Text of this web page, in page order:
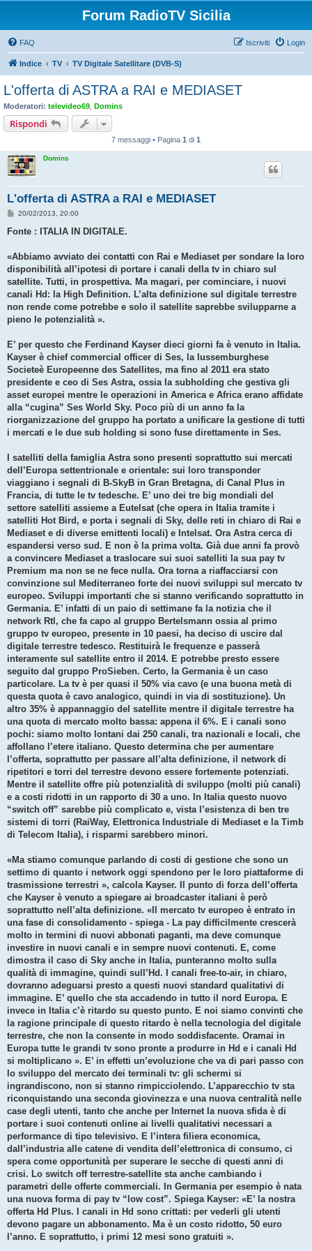
Forum RadioTV Sicilia
FAQ Login
Iscriviti
Indice TV TV Digitale Satellitare (DVB-S)
L'offerta di ASTRA a RAI e MEDIASET
Moderatori: televideo69 Domins
Rispondi
7 messaggi • Pagina 1 di 1
Domins
L'offerta di ASTRA a RAI e MEDIASET
M
s
g
i
o
20/02/2013, 20:00
Fonte : ITALIA IN DIGITALE.
«Abbiamo avviato dei contatti con Rai e Mediaset per sondare la loro
disponibilità all’ipotesi di portare i canali della tv in chiaro sul
satellite. Tutti, in prospettiva. Ma magari, per cominciare, i nuovi
canali Hd: la High Definition. L’alta definizione sul digitale terrestre
non rende come potrebbe e solo il satellite saprebbe svilupparne a
pieno le potenzialità ».
E’ per questo che Ferdinand Kayser dieci giorni fa è venuto in Italia.
Kayser è chief commercial officer di Ses, la lussemburghese
Societeè Europeenne des Satellites, ma fino al 2011 era stato
presidente e ceo di Ses Astra, ossia la subholding che gestiva gli
asset europei mentre le operazioni in America e Africa erano affidate
alla “cugina” Ses World Sky. Poco più di un anno fa la
riorganizzazione del gruppo ha portato a unificare la gestione di tutti
i mercati e le due sub holding si sono fuse direttamente in Ses.
I satelliti della famiglia Astra sono presenti soprattutto sui mercati
dell’Europa settentrionale e orientale: sui loro transponder
viaggiano i segnali di B-SkyB in Gran Bretagna, di Canal Plus in
Francia, di tutte le tv tedesche. E’ uno dei tre big mondiali del
settore satelliti assieme a Eutelsat (che opera in Italia tramite i
satelliti Hot Bird, e porta i segnali di Sky, delle reti in chiaro di Rai e
Mediaset e di diverse emittenti locali) e Intelsat. Ora Astra cerca di
espandersi verso sud. E non è la prima volta. Già due anni fa provò
a convincere Mediaset a traslocare sui suoi satelliti la sua pay tv
Premium ma non se ne fece nulla. Ora torna a riaffacciarsi con
convinzione sul Mediterraneo forte dei nuovi sviluppi sul mercato tv
europeo. Sviluppi importanti che si stanno verificando soprattutto in
Germania. E’ infatti di un paio di settimane fa la notizia che il
network Rtl, che fa capo al gruppo Bertelsmann ossia al primo
gruppo tv europeo, presente in 10 paesi, ha deciso di uscire dal
digitale terrestre tedesco. Restituirà le frequenze e passerà
interamente sul satellite entro il 2014. E potrebbe presto essere
seguito dal gruppo ProSieben. Certo, la Germania è un caso
particolare. La tv è per quasi il 50% via cavo (e una buona metà di
questa quota è cavo analogico, quindi in via di sostituzione). Un
altro 35% è appannaggio del satellite mentre il digitale terrestre ha
una quota di mercato molto bassa: appena il 6%. E i canali sono
pochi: siamo molto lontani dai 250 canali, tra nazionali e locali, che
affollano l’etere italiano. Questo determina che per aumentare
l’offerta, soprattutto per passare all’alta definizione, il network di
ripetitori e torri del terrestre devono essere fortemente potenziati.
Mentre il satellite offre più potenzialità di sviluppo (molti più canali)
e a costi ridotti in un rapporto di 30 a uno. In Italia questo nuovo
“switch off” sarebbe più complicato e, vista l’esistenza di ben tre
sistemi di torri (RaiWay, Elettronica Industriale di Mediaset e la Timb
di Telecom Italia), i risparmi sarebbero minori.
«Ma stiamo comunque parlando di costi di gestione che sono un
settimo di quanto i network oggi spendono per le loro piattaforme di
trasmissione terrestri », calcola Kayser. Il punto di forza dell’offerta
che Kayser è venuto a spiegare ai broadcaster italiani è però
soprattutto nell’alta definizione. «Il mercato tv europeo è entrato in
una fase di consolidamento - spiega - La pay difficilmente crescerà
molto in termini di nuovi abbonati paganti, ma deve comunque
investire in nuovi canali e in sempre nuovi contenuti. E, come
dimostra il caso di Sky anche in Italia, punteranno molto sulla
qualità di immagine, quindi sull’Hd. I canali free-to-air, in chiaro,
dovranno adeguarsi presto a questi nuovi standard qualitativi di
immagine. E’ quello che sta accadendo in tutto il nord Europa. E
invece in Italia c’è ritardo su questo punto. E noi siamo convinti che
la ragione principale di questo ritardo è nella tecnologia del digitale
terrestre, che non la consente in modo soddisfacente. Oramai in
Europa tutte le grandi tv sono pronte a produrre in Hd e i canali Hd
si moltiplicano ». E’ in effetti un’evoluzione che va di pari passo con
lo sviluppo del mercato dei terminali tv: gli schermi si
ingrandiscono, non si stanno rimpicciolendo. L’apparecchio tv sta
riconquistando una seconda giovinezza e una nuova centralità nelle
case degli utenti, tanto che anche per Internet la nuova sfida è di
portare i suoi contenuti online ai livelli qualitativi necessari a
performance di tipo televisivo. E l’intera filiera economica,
dall’industria alle catene di vendita dell’elettronica di consumo, ci
spera come opportunità per superare le secche di questi anni di
crisi. Lo switch off terrestre-satellite sta anche cambiando i
parametri delle offerte commerciali. In Germania per esempio è nata
una nuova forma di pay tv “low cost”. Spiega Kayser: «E’ la nostra
offerta Hd Plus. I canali in Hd sono crittati: per vederli gli utenti
devono pagare un abbonamento. Ma è un costo ridotto, 50 euro
l’anno. E soprattutto, i primi 12 mesi sono gratuiti ».